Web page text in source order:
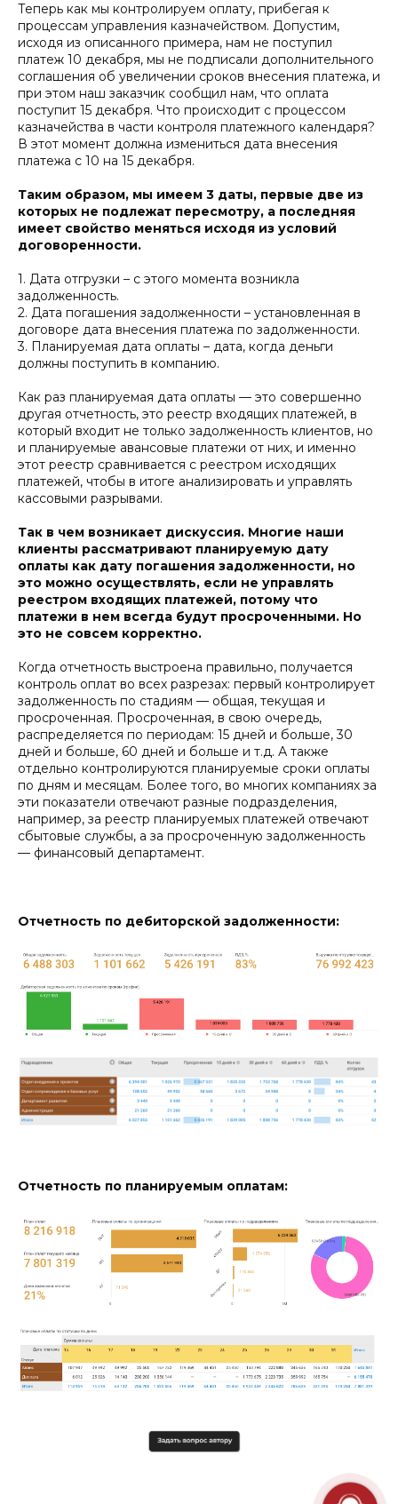
Теперь как мы контролируем оплату, прибегая к
процессам управления казначейством. Допустим,
исходя из описанного примера, нам не поступил
платеж 10 декабря, мы не подписали дополнительного
соглашения об увеличении сроков внесения платежа, и
при этом наш заказчик сообщил нам, что оплата
поступит 15 декабря. Что происходит с процессом
казначейства в части контроля платежного календаря?
В этот момент должна измениться дата внесения
платежа с 10 на 15 декабря.
Таким образом, мы имеем 3 даты, первые две из
которых не подлежат пересмотру, а последняя
имеет свойство меняться исходя из условий
договоренности.
1. Дата отгрузки – с этого момента возникла
задолженность.
2. Дата погашения задолженности – установленная в
договоре дата внесения платежа по задолженности.
3. Планируемая дата оплаты – дата, когда деньги
должны поступить в компанию.
Как раз планируемая дата оплаты — это совершенно
другая отчетность, это реестр входящих платежей, в
который входит не только задолженность клиентов, но
и планируемые авансовые платежи от них, и именно
этот реестр сравнивается с реестром исходящих
платежей, чтобы в итоге анализировать и управлять
кассовыми разрывами.
Так в чем возникает дискуссия. Многие наши
клиенты рассматривают планируемую дату
оплаты как дату погашения задолженности, но
это можно осуществлять, если не управлять
реестром входящих платежей, потому что
платежи в нем всегда будут просроченными. Но
это не совсем корректно.
Когда отчетность выстроена правильно, получается
контроль оплат во всех разрезах: первый контролирует
задолженность по стадиям — общая, текущая и
просроченная. Просроченная, в свою очередь,
распределяется по периодам: 15 дней и больше, 30
дней и больше, 60 дней и больше и т.д. А также
отдельно контролируются планируемые сроки оплаты
по дням и месяцам. Более того, во многих компаниях за
эти показатели отвечают разные подразделения,
например, за реестр планируемых платежей отвечают
сбытовые службы, а за просроченную задолженность
— финансовый департамент.
Отчетность по дебиторской задолженности:
Отчетность по планируемым оплатам: